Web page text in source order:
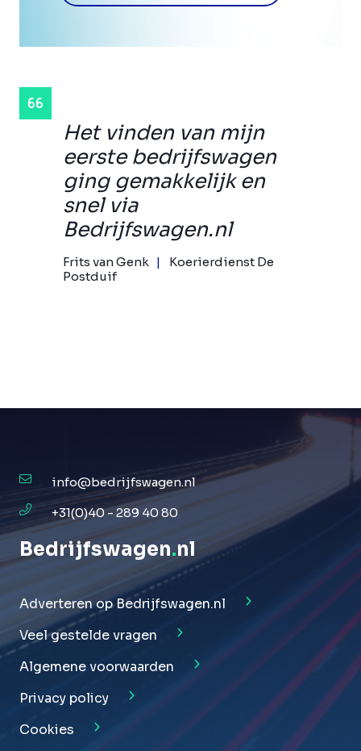
Het vinden van mijn
eerste bedrijfswagen
ging gemakkelijk en
snel via
Bedrijfswagen.nl
Frits van Genk
Koerierdienst De
Postduif
info@bedrijfswagen.nl
+31(0)40 - 289 40 80
Bedrijfswagen.nl
Adverteren op Bedrijfswagen.nl
Veel gestelde vragen
Algemene voorwaarden
Privacy policy
Cookies